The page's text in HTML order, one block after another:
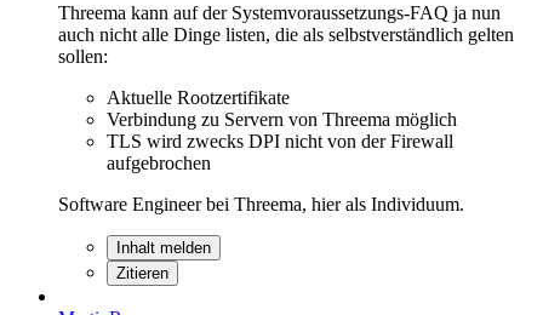
Threema kann auf der Systemvoraussetzungs-FAQ ja nun
auch nicht alle Dinge listen, die als selbstverständlich gelten
sollen:
Aktuelle Rootzertifikate
Verbindung zu Servern von Threema möglich
TLS wird zwecks DPI nicht von der Firewall
aufgebrochen
Software Engineer bei Threema, hier als Individuum.
Inhalt melden
Zitieren